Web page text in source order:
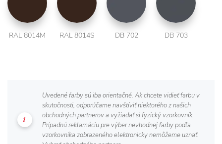
RAL 8014M RAL 8014S DB 702 DB 703
Uvedené farby sú iba orientačné. Ak chcete vidieť farbu v
skutočnosti, odporúčame navštíviť niektorého z našich
obchodných partnerov a vyžiadať si fyzický vzorkovník.
Prípadnú reklamáciu pre výber nevhodnej farby podľa
vzorkovníka zobrazeného elektronicky nemôžeme uznať.